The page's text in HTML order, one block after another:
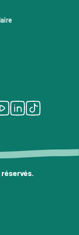
LinkedIn
Tiktok
réservés.